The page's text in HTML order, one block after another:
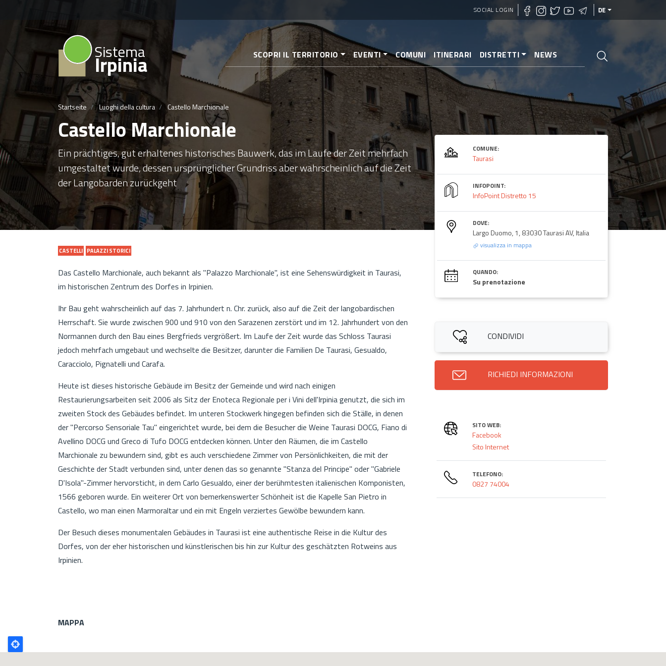
zum
Inhalt
SOCIAL LOGIN DE
Sistema
Irpinia SCOPRI IL TERRITORIO EVENTI COMUNI ITINERARI DISTRETTI NEWS
Startseite Luoghi della cultura Castello Marchionale
Castello Marchionale
Ein prächtiges, gut erhaltenes historisches Bauwerk, das im Laufe der Zeit mehrfach
umgestaltet wurde, dessen ursprünglicher Grundriss aber wahrscheinlich auf die Zeit
der Langobarden zurückgeht
CASTELLI PALAZZI STORICI
Das Castello Marchionale, auch bekannt als "Palazzo Marchionale", ist eine Sehenswürdigkeit in Taurasi,
im historischen Zentrum des Dorfes in Irpinien.
Ihr Bau geht wahrscheinlich auf das 7. Jahrhundert n. Chr. zurück, also auf die Zeit der langobardischen
Herrschaft. Sie wurde zwischen 900 und 910 von den Sarazenen zerstört und im 12. Jahrhundert von den
Normannen durch den Bau eines Bergfrieds vergrößert. Im Laufe der Zeit wurde das Schloss Taurasi
jedoch mehrfach umgebaut und wechselte die Besitzer, darunter die Familien De Taurasi, Gesualdo,
Caracciolo, Pignatelli und Carafa.
Heute ist dieses historische Gebäude im Besitz der Gemeinde und wird nach einigen
Restaurierungsarbeiten seit 2006 als Sitz der Enoteca Regionale per i Vini dell'Irpinia genutzt, die sich im
zweiten Stock des Gebäudes befindet. Im unteren Stockwerk hingegen befinden sich die Ställe, in denen
der "Percorso Sensoriale Tau" eingerichtet wurde, bei dem die Besucher die Weine Taurasi DOCG, Fiano di
Avellino DOCG und Greco di Tufo DOCG entdecken können. Unter den Räumen, die im Castello
Marchionale zu bewundern sind, gibt es auch verschiedene Zimmer von Persönlichkeiten, die mit der
Geschichte der Stadt verbunden sind, unter denen das so genannte "Stanza del Principe" oder "Gabriele
D'Isola"-Zimmer hervorsticht, in dem Carlo Gesualdo, einer der berühmtesten italienischen Komponisten,
1566 geboren wurde. Ein weiterer Ort von bemerkenswerter Schönheit ist die Kapelle San Pietro in
Castello, wo man einen Marmoraltar und ein mit Engeln verziertes Gewölbe bewundern kann.
Der Besuch dieses monumentalen Gebäudes in Taurasi ist eine authentische Reise in die Kultur des
Dorfes, von der eher historischen und künstlerischen bis hin zur Kultur des geschätzten Rotweins aus
Irpinien.
COMUNE:
Taurasi
INFOPOINT:
InfoPoint Distretto 15
DOVE:
Largo Duomo, 1, 83030 Taurasi AV, Italia
visualizza in mappa
QUANDO:
Su prenotazione
CONDIVIDI
RICHIEDI INFORMAZIONI
SITO WEB:
Facebook
Sito Internet
TELEFONO:
0827 74004
MAPPA
Poligono
GEO